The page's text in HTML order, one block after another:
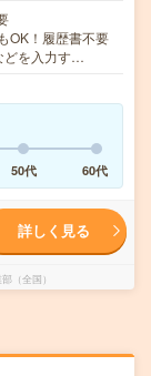
OK！履歴書不要
どを入力す…
50代 60代
詳しく見る
（全国）